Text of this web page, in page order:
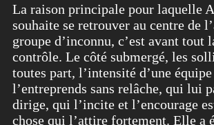
La raison principale pour laquelle
souhaite se retrouver au centre de
groupe d’inconnu, c’est avant tout
contrôle. Le côté submergé, les
toutes part, l’intensité d’une
l’entreprends sans relâche, qui lui
dirige, qui l’incite et l’encourage
chose qui l’attire fortement. Elle a